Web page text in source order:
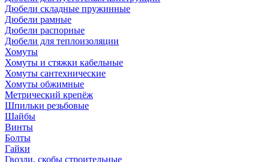
Дюбели складные пружинные
Дюбели рамные
Дюбели распорные
Дюбели для теплоизоляции
Хомуты
Хомуты и стяжки кабельные
Хомуты сантехнические
Хомуты обжимные
Метрический крепёж
Шпильки резьбовые
Шайбы
Винты
Болты
Гайки
Гвозди, скобы строительные